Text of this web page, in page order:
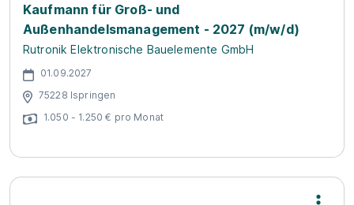
Kaufmann für Groß- und
Außenhandelsmanagement - 2027 (m/w/d)
Rutronik Elektronische Bauelemente GmbH
01.09.2027
75228 Ispringen
1.050 - 1.250 € pro Monat